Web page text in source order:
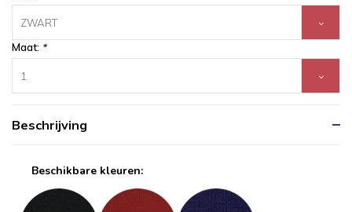
ZWART
Maat: *
1
Beschrijving
Beschikbare kleuren: